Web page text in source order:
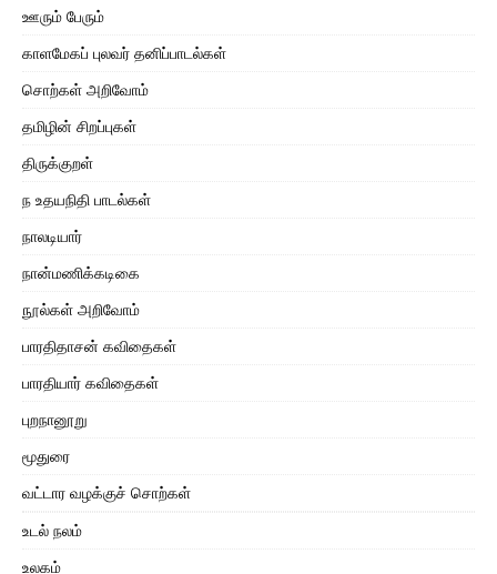
ஊரும் பேரும்
காளமேகப் புலவர் தனிப்பாடல்கள்
சொற்கள் அறிவோம்
தமிழின் சிறப்புகள்
திருக்குறள்
ந உதயநிதி பாடல்கள்
நாலடியார்
நான்மணிக்கடிகை
நூல்கள் அறிவோம்
பாரதிதாசன் கவிதைகள்
பாரதியார் கவிதைகள்
புறநானூறு
மூதுரை
வட்டார வழக்குச் சொற்கள்
உடல் நலம்
உலகம்